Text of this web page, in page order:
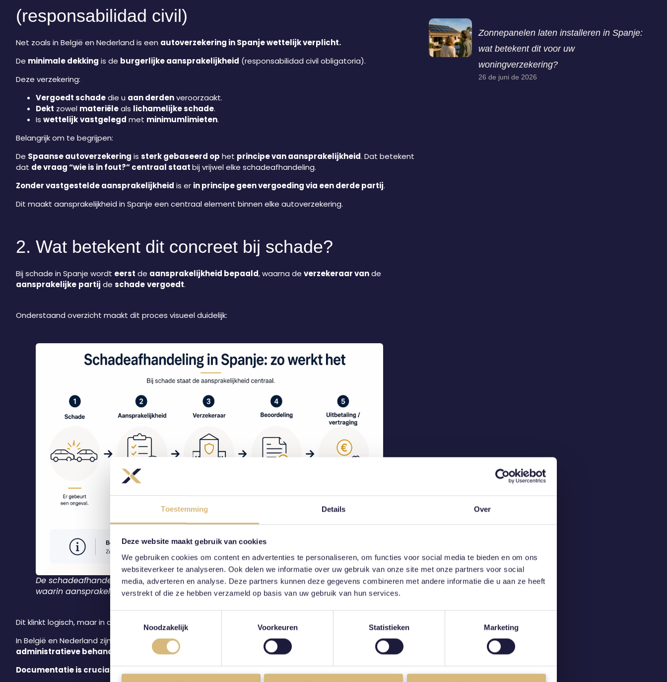
Toestemming Details Over
Deze website maakt gebruik van cookies
We gebruiken cookies om content en advertenties te personaliseren, om functies voor social media te bieden en om ons
websiteverkeer te analyseren. Ook delen we informatie over uw gebruik van onze site met onze partners voor social
media, adverteren en analyse. Deze partners kunnen deze gegevens combineren met andere informatie die u aan ze heeft
verstrekt of die ze hebben verzameld op basis van uw gebruik van hun services.
Noodzakelijk
Voorkeuren Statistieken Marketing
(responsabilidad civil)
Net zoals in België en Nederland is een autoverzekering in Spanje wettelijk verplicht.
De minimale dekking is de burgerlijke aansprakelijkheid (responsabilidad civil obligatoria).
Deze verzekering:
Vergoedt schadedie u aan derdenveroorzaakt.
Dekt zowel materiëleals lichamelijke schade.
Is wettelijkvastgelegd met minimumlimieten.
Belangrijk om te begrijpen:
De Spaanse autoverzekering is sterk gebaseerd op het principe van aansprakelijkheid. Dat betekent
dat de vraag “wie is in fout?” centraal staatbij vrijwel elke schadeafhandeling.
Zonder vastgestelde aansprakelijkheid is er in principe geen vergoeding via een derde partij.
Dit maakt aansprakelijkheid in Spanje een centraal element binnen elke autoverzekering.
2. Wat betekent dit concreet bij schade?
Bij schade in Spanje wordt eerst de aansprakelijkheid bepaald, waarna de verzekeraar vande
aansprakelijke partij de schadevergoedt.
Onderstaand overzicht maakt dit proces visueel duidelijk:
De schadeafhandeling bij een autoverzekering in Spanje volgt een gestructureerd proces
waarin aansprakelijkheid centraal staat.
Dit klinkt logisch, maar in de praktijk wijkt de aanpak soms af van wat u gewend bent.
In België en Nederland zijn veel processen tussen verzekeraars sterk geautomatiseerd. In
is de
administratieve behandeling
vaakformeler
Documentatie is cruciaal.
Zonnepanelen laten installeren in Spanje:
wat betekent dit voor uw
woningverzekering?
26 de juni de 2026